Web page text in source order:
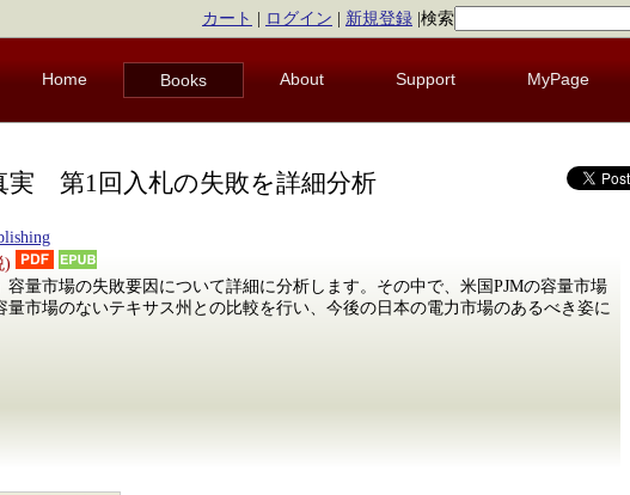
カート ログイン 新規登録 検索
Home Books About Support MyPage
実 第1回入札の失敗を詳細分析
)
容量市場の失敗要因について詳細に分析します。その中で、米国PJMの容量市場
量市場のないテキサス州との比較を行い、今後の日本の電力市場のあるべき姿に